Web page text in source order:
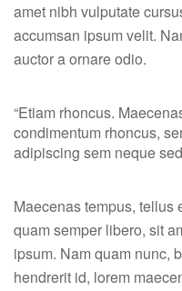
amet nibh vulputate
accumsan ipsum velit.
auctor a ornare odio.
“Etiam rhoncus.
condimentum rhoncus,
adipiscing sem neque
Maecenas tempus, tellus
quam semper libero, sit
ipsum. Nam quam nunc,
hendrerit id, lorem